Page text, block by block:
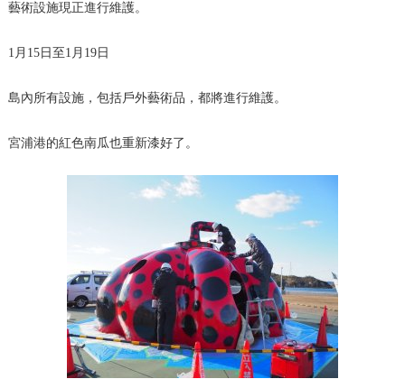
藝術設施現正進行維護。
1月15日至1月19日
島內所有設施，包括戶外藝術品，都將進行維護。
宮浦港的紅色南瓜也重新漆好了。